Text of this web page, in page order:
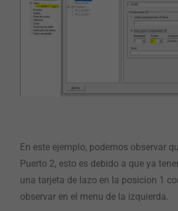
En este ejemplo, podemos observar
Puerto 2, esto es debido a que ya
una tarjeta de lazo en la posicion 1
observar en el menu de la izquierda.